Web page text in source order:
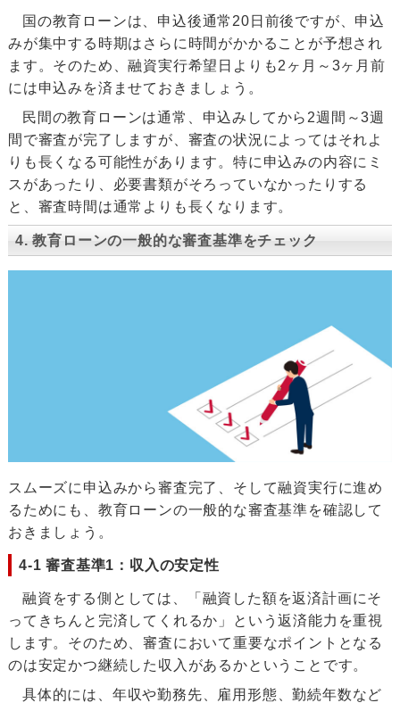
国の教育ローンは、申込後通常20日前後ですが、申込
みが集中する時期はさらに時間がかかることが予想され
ます。そのため、融資実行希望日よりも2ヶ月～3ヶ月前
には申込みを済ませておきましょう。
民間の教育ローンは通常、申込みしてから2週間～3週
間で審査が完了しますが、審査の状況によってはそれよ
りも長くなる可能性があります。特に申込みの内容にミ
スがあったり、必要書類がそろっていなかったりする
と、審査時間は通常よりも長くなります。
4. 教育ローンの一般的な審査基準をチェック
スムーズに申込みから審査完了、そして融資実行に進め
るためにも、教育ローンの一般的な審査基準を確認して
おきましょう。
4-1 審査基準1：収入の安定性
融資をする側としては、「融資した額を返済計画にそ
ってきちんと完済してくれるか」という返済能力を重視
します。そのため、審査において重要なポイントとなる
のは安定かつ継続した収入があるかということです。
具体的には、年収や勤務先、雇用形態、勤続年数など